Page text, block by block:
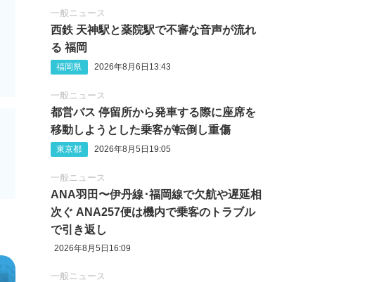
一般ニュース
西鉄 天神駅と薬院駅で不審な音声が流れ
る 福岡
福岡県 2026年8月6日13:43
一般ニュース
都営バス 停留所から発車する際に座席を
移動しようとした乗客が転倒し重傷
東京都 2026年8月5日19:05
一般ニュース
ANA羽田〜伊丹線･福岡線で欠航や遅延相
次ぐ ANA257便は機内で乗客のトラブル
で引き返し
2026年8月5日16:09
一般ニュース